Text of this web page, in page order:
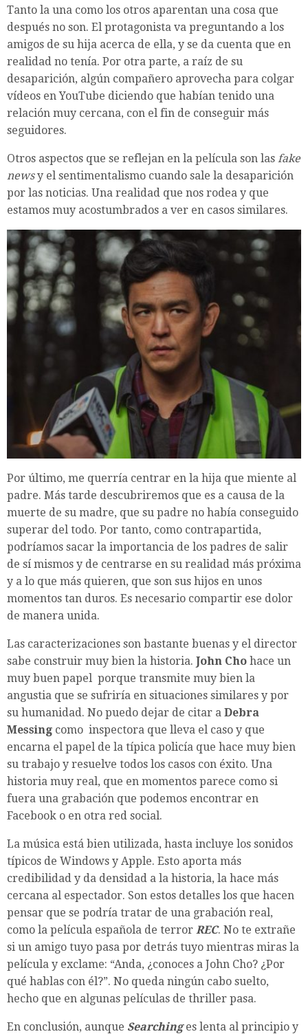
Tanto la una como los otros aparentan una cosa que
después no son. El protagonista va preguntando a los
amigos de su hija acerca de ella, y se da cuenta que en
realidad no tenía. Por otra parte, a raíz de su
desaparición, algún compañero aprovecha para colgar
vídeos en YouTube diciendo que habían tenido una
relación muy cercana, con el fin de conseguir más
seguidores.
Otros aspectos que se reflejan en la película son las fake
newsy el sentimentalismo cuando sale la desaparición
por las noticias. Una realidad que nos rodea y que
estamos muy acostumbrados a ver en casos similares.
Por último, me querría centrar en la hija que miente al
padre. Más tarde descubriremos que es a causa de la
muerte de su madre, que su padre no había conseguido
superar del todo. Por tanto, como contrapartida,
podríamos sacar la importancia de los padres de salir
de sí mismos y de centrarse en su realidad más próxima
y a lo que más quieren, que son sus hijos en unos
momentos tan duros. Es necesario compartir ese dolor
de manera unida.
Las caracterizaciones son bastante buenas y el director
sabe construir muy bien la historia. ​ John Cho hace un
muy buen papel porque transmite muy bien la
angustia que se sufriría en situaciones similares y por
su humanidad. No puedo dejar de citar a Debra
Messing como inspectora que lleva el caso y que
encarna el papel de la típica policía que hace muy bien
su trabajo y resuelve todos los casos con éxito. Una
historia muy real, que en momentos parece como si
fuera una grabación que podemos encontrar en
Facebook o en otra red social.
La música está bien utilizada, hasta incluye los sonidos
típicos de Windows y Apple. Esto aporta más
credibilidad y da densidad a la historia, la hace más
cercana al espectador. Son estos detalles los que hacen
pensar que se podría tratar de una grabación real,
como la película española de terror REC. No te extrañe
si un amigo tuyo pasa por detrás tuyo mientras miras la
película y exclame: “Anda, ¿conoces a John Cho? ¿Por
qué hablas con él?”. No queda ningún cabo suelto,
hecho que en algunas películas de thriller pasa.
En conclusión, aunque Searchinges lenta al principio y